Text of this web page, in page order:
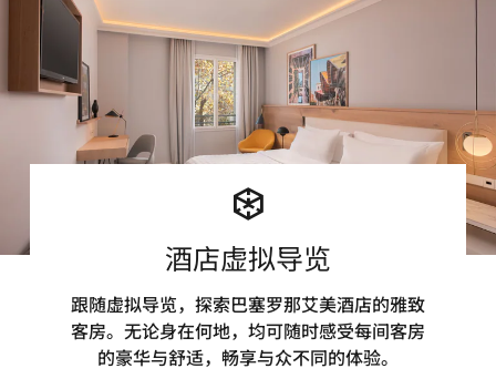
酒店虚拟导览
跟随虚拟导览，探索巴塞罗那艾美酒店的雅致
客房。无论身在何地，均可随时感受每间客房
的豪华与舒适，畅享与众不同的体验。